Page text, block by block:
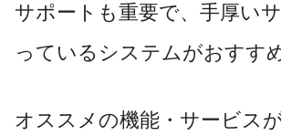
サポートも重要で、手厚い
っているシステムがおすす
オススメの機能・サービス